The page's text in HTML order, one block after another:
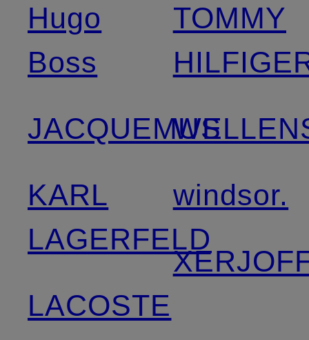
Hugo
Boss
JACQUEMUS
KARL
LAGERFELD
LACOSTE
TOMMY
windsor.